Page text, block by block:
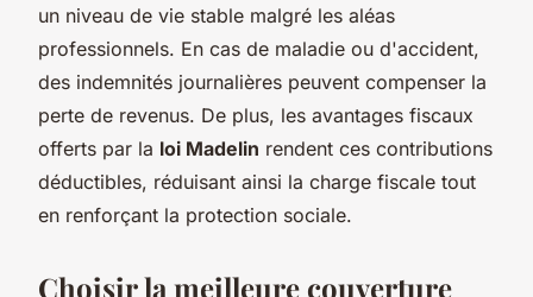
un niveau de vie stable malgré les aléas
professionnels. En cas de maladie ou d'accident,
des indemnités journalières peuvent compenser la
perte de revenus. De plus, les avantages fiscaux
offerts par la loi Madelin rendent ces contributions
déductibles, réduisant ainsi la charge fiscale tout
en renforçant la protection sociale.
Choisir la meilleure couverture